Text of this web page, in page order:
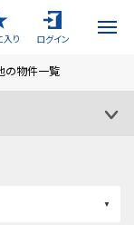
入り
ログイン
の物件一覧